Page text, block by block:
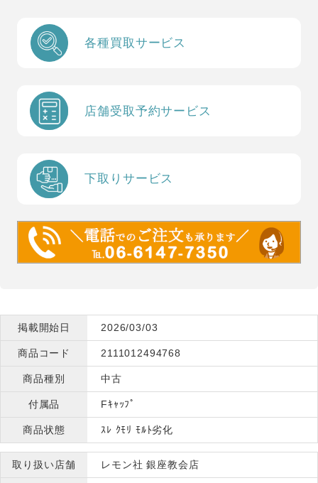
各種買取サービス
店舗受取予約サービス
下取りサービス
掲載開始日 2026/03/03
商品コード 2111012494768
商品種別 中古
付属品 Fｷｬｯﾌﾟ
商品状態 ｽﾚ ｸﾓﾘ ﾓﾙﾄ劣化
取り扱い店舗 レモン社 銀座教会店